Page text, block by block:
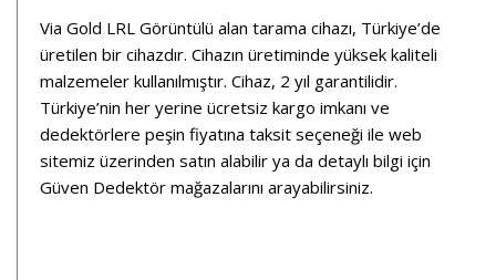
Via Gold LRL Görüntülü alan tarama cihazı, Türkiye’de
üretilen bir cihazdır. Cihazın üretiminde yüksek kaliteli
malzemeler kullanılmıştır. Cihaz, 2 yıl garantilidir.
Türkiye’nin her yerine ücretsiz kargo imkanı ve
dedektörlere peşin fiyatına taksit seçeneği ile web
sitemiz üzerinden satın alabilir ya da detaylı bilgi için
Güven Dedektör mağazalarını arayabilirsiniz.